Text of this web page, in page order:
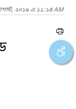
২০১৯ এ ১১:১৪ AM